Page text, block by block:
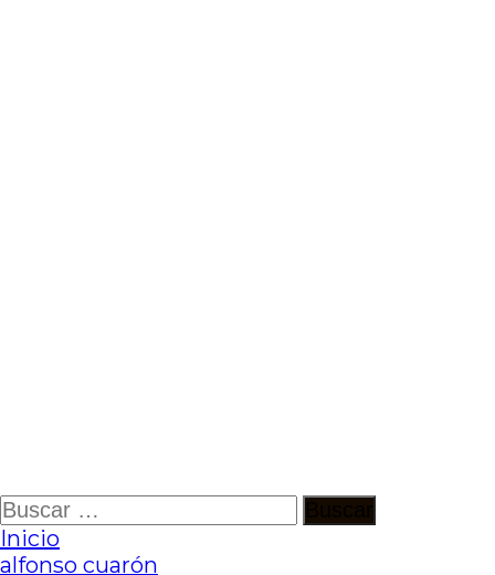
Ir
al
contenido
Buscar:
Inicio
alfonso cuarón